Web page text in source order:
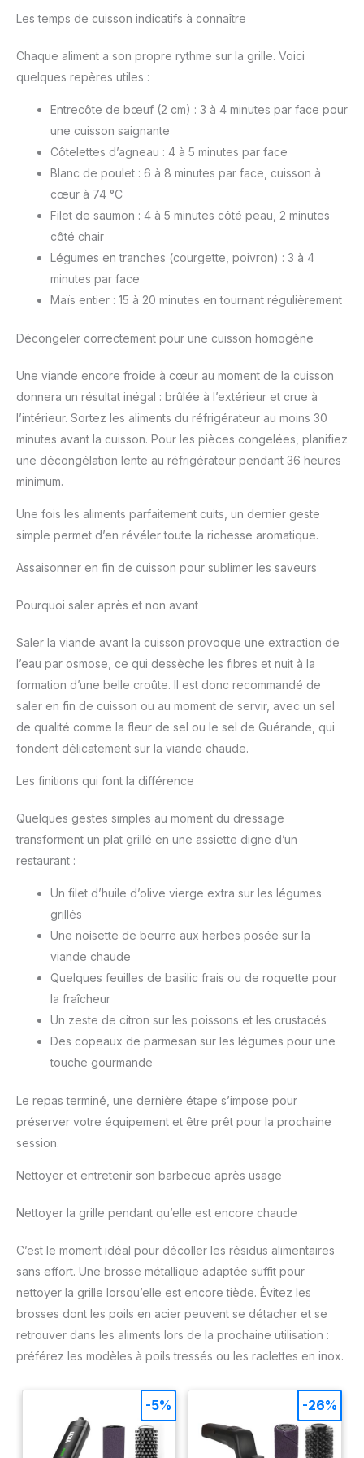
Les temps de cuisson indicatifs à connaître
Chaque aliment a son propre rythme sur la grille. Voici
quelques repères utiles :
Entrecôte de bœuf (2 cm) : 3 à 4 minutes par face pour
une cuisson saignante
Côtelettes d’agneau : 4 à 5 minutes par face
Blanc de poulet : 6 à 8 minutes par face, cuisson à
cœur à 74 °C
Filet de saumon : 4 à 5 minutes côté peau, 2 minutes
côté chair
Légumes en tranches (courgette, poivron) : 3 à 4
minutes par face
Maïs entier : 15 à 20 minutes en tournant régulièrement
Décongeler correctement pour une cuisson homogène
Une viande encore froide à cœur au moment de la cuisson
donnera un résultat inégal : brûlée à l’extérieur et crue à
l’intérieur. Sortez les aliments du réfrigérateur au moins 30
minutes avant la cuisson. Pour les pièces congelées, planifiez
une décongélation lente au réfrigérateur pendant 36 heures
minimum.
Une fois les aliments parfaitement cuits, un dernier geste
simple permet d’en révéler toute la richesse aromatique.
Assaisonner en fin de cuisson pour sublimer les saveurs
Pourquoi saler après et non avant
Saler la viande avant la cuisson provoque une extraction de
l’eau par osmose, ce qui dessèche les fibres et nuit à la
formation d’une belle croûte. Il est donc recommandé de
saler en fin de cuisson ou au moment de servir, avec un sel
de qualité comme la fleur de sel ou le sel de Guérande, qui
fondent délicatement sur la viande chaude.
Les finitions qui font la différence
Quelques gestes simples au moment du dressage
transforment un plat grillé en une assiette digne d’un
restaurant :
Un filet d’huile d’olive vierge extra sur les légumes
grillés
Une noisette de beurre aux herbes posée sur la
viande chaude
Quelques feuilles de basilic frais ou de roquette pour
la fraîcheur
Un zeste de citron sur les poissons et les crustacés
Des copeaux de parmesan sur les légumes pour une
touche gourmande
Le repas terminé, une dernière étape s’impose pour
préserver votre équipement et être prêt pour la prochaine
session.
Nettoyer et entretenir son barbecue après usage
Nettoyer la grille pendant qu’elle est encore chaude
C’est le moment idéal pour décoller les résidus alimentaires
sans effort. Une brosse métallique adaptée suffit pour
nettoyer la grille lorsqu’elle est encore tiède. Évitez les
brosses dont les poils en acier peuvent se détacher et se
retrouver dans les aliments lors de la prochaine utilisation :
préférez les modèles à poils tressés ou les raclettes en inox.
-5% -26%